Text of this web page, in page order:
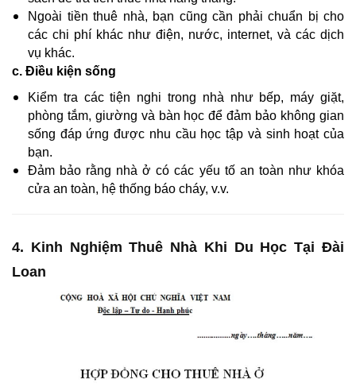
Ngoài tiền thuê nhà, bạn cũng cần phải chuẩn bị cho
các chi phí khác như điện, nước, internet, và các dịch
vụ khác.
c. Điều kiện sống
Kiểm tra các tiện nghi trong nhà như bếp, máy giặt,
phòng tắm, giường và bàn học để đảm bảo không gian
sống đáp ứng được nhu cầu học tập và sinh hoạt của
bạn.
Đảm bảo rằng nhà ở có các yếu tố an toàn như khóa
cửa an toàn, hệ thống báo cháy, v.v.
4. Kinh Nghiệm Thuê Nhà Khi Du Học Tại Đài
Loan